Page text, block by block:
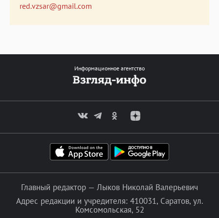
red.vzsar@gmail.com
Информационное агентство
Главный редактор — Лыков Николай Валерьевич
Адрес редакции и учредителя: 410031, Саратов, ул.
Комсомольская, 52